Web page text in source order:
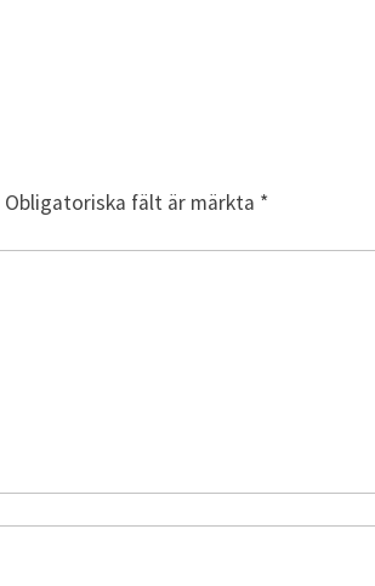
Obligatoriska fält är märkta *